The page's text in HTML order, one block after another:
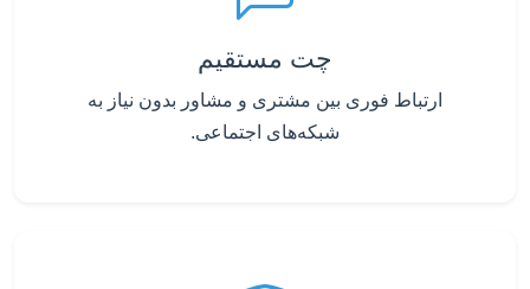
چت مستقیم
ارتباط فوری بین مشتری و مشاور بدون نیاز به
شبکه‌های اجتماعی.